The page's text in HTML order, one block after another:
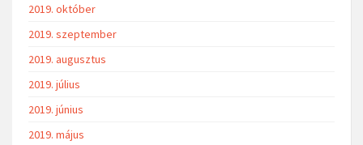
2019. október
2019. szeptember
2019. augusztus
2019. július
2019. június
2019. május